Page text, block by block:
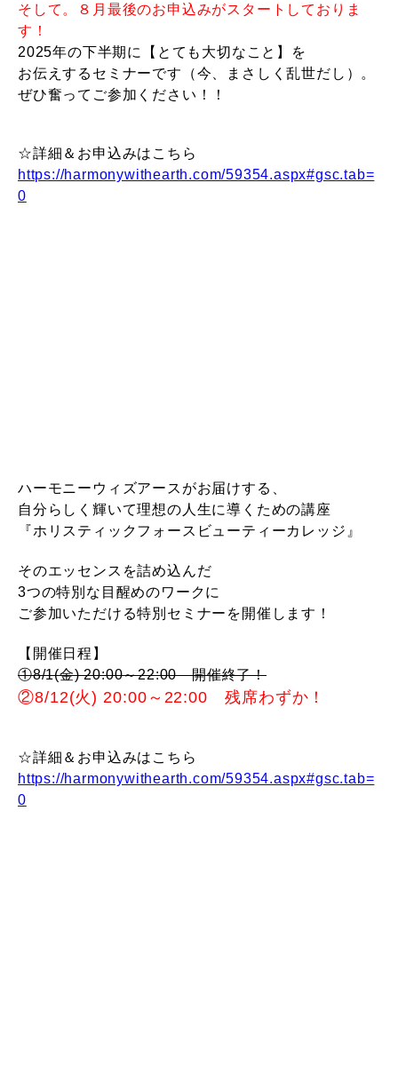
そして。８月最後のお申込みがスタートしておりま
す！
2025年の下半期に【とても大切なこと】を
お伝えするセミナーです（今、まさしく乱世だし）。
ぜひ奮ってご参加ください！！
☆詳細＆お申込みはこちら
https://harmonywithearth.com/59354.aspx#gsc.tab=
0
ハーモニーウィズアースがお届けする、
自分らしく輝いて理想の人生に導くための講座
『ホリスティックフォースビューティーカレッジ』
そのエッセンスを詰め込んだ
3つの特別な目醒めのワークに
ご参加いただける特別セミナーを開催します！
【開催日程】
①8/1(金) 20:00～22:00 開催終了！
②8/12(火) 20:00～ 22:00 残席わずか！
☆詳細＆お申込みはこちら
https://harmonywithearth.com/59354.aspx#gsc.tab=
0